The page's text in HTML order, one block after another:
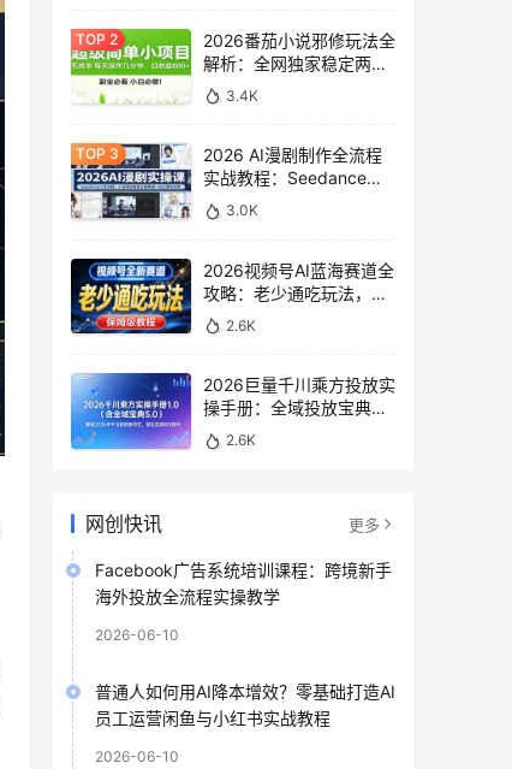
2026番茄小说邪修玩法全
解析：全网独家稳定两年
老项目，助你日赚
500+稿费收益
3.4K
2026 AI漫剧制作全流程
实战教程：Seedance
2.0即梦视频生成与小说
授权教学
3.0K
2026视频号AI蓝海赛道全
攻略：老少通吃玩法，零
基础保姆级副业增收教程
2.6K
2026巨量千川乘方投放实
操手册：全域投放宝典
5.0深度解析ROI提升方案
2.6K
网创快讯 更多
Facebook广告系统培训课程：跨境新手
海外投放全流程实操教学
2026-06-10
普通人如何用AI降本增效？零基础打造AI
员工运营闲鱼与小红书实战教程
2026-06-10